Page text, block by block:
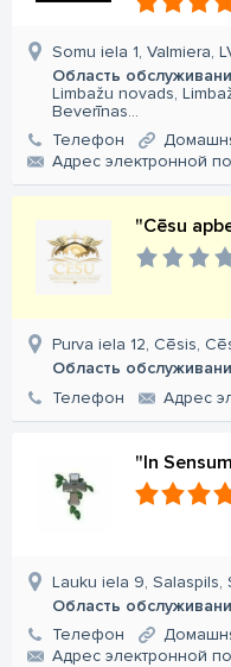
Somu iela 1, Valmiera,
Область
Limbažu novads,
Beverīnas...
Телефон
Aдрес электронной
"Cēsu
Purva iela 12, Cēsis,
Область
Телефон
Aдрес
"In
Lauku iela 9, Salaspils,
Область
Телефон
Aдрес электронной